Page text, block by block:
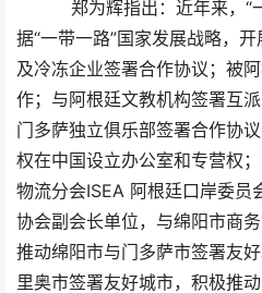
郑为辉指出：近年来，“一
据“一带一路”国家发展战略，
及冷冻企业签署合作协议；被
作；与阿根廷文教机构签署互
门多萨独立俱乐部签署合作协
权在中国设立办公室和专营权
物流分会ISEA 阿根廷口岸委员
协会副会长单位，与绵阳市商
推动绵阳市与门多萨市签署友
里奥市签署友好城市，积极推